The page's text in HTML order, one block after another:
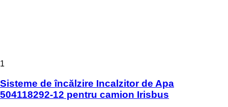
1
Sisteme de încălzire Incalzitor de Apa
504118292-12 pentru camion Irisbus